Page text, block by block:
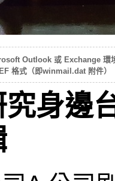
Outlook 或 Exchange 環
格式（即winmail.dat 附件）
究身邊